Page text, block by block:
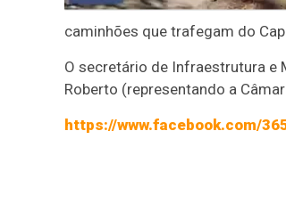
caminhões que trafegam do
O secretário de Infraestrutura e
Roberto (representando a
https://www.facebook.com/